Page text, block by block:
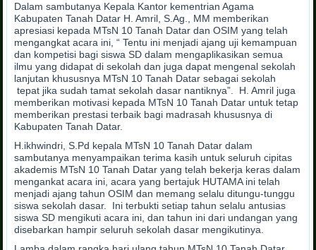
Dalam sambutanya Kepala Kantor kementrian Agama
Kabupaten Tanah Datar H. Amril, S.Ag., MM memberikan
apresiasi kepada MTsN 10 Tanah Datar dan OSIM yang telah
mengangkat acara ini, “ Tentu ini menjadi ajang uji kemampuan
dan kompetisi bagi siswa SD dalam mengaplikasikan semua
ilmu yang didapat di sekolah dan juga dapat mengenal sekolah
lanjutan khususnya MTsN 10 Tanah Datar sebagai sekolah
tepat jika sudah tamat sekolah dasar nantiknya”. H. Amril juga
memberikan motivasi kepada MTsN 10 Tanah Datar untuk tetap
memberikan prestasi terbaik bagi madrasah khususnya di
Kabupaten Tanah Datar.
H.ikhwindri, S.Pd kepala MTsN 10 Tanah Datar dalam
sambutanya menyampaikan terima kasih untuk seluruh cipitas
akademis MTsN 10 Tanah Datar yang telah bekerja keras dalam
mengankat acara ini, acara yang bertajuk HUTAMA ini telah
menjadi ajang tahun OSIM dan memang selalu ditungu-tunggu
siswa sekolah dasar. Ini terbukti setiap tahun selalu antusias
siswa SD mengikuti acara ini, dan tahun ini dari undangan yang
disebarkan hampir seluruh sekolah dasar mengikutinya.